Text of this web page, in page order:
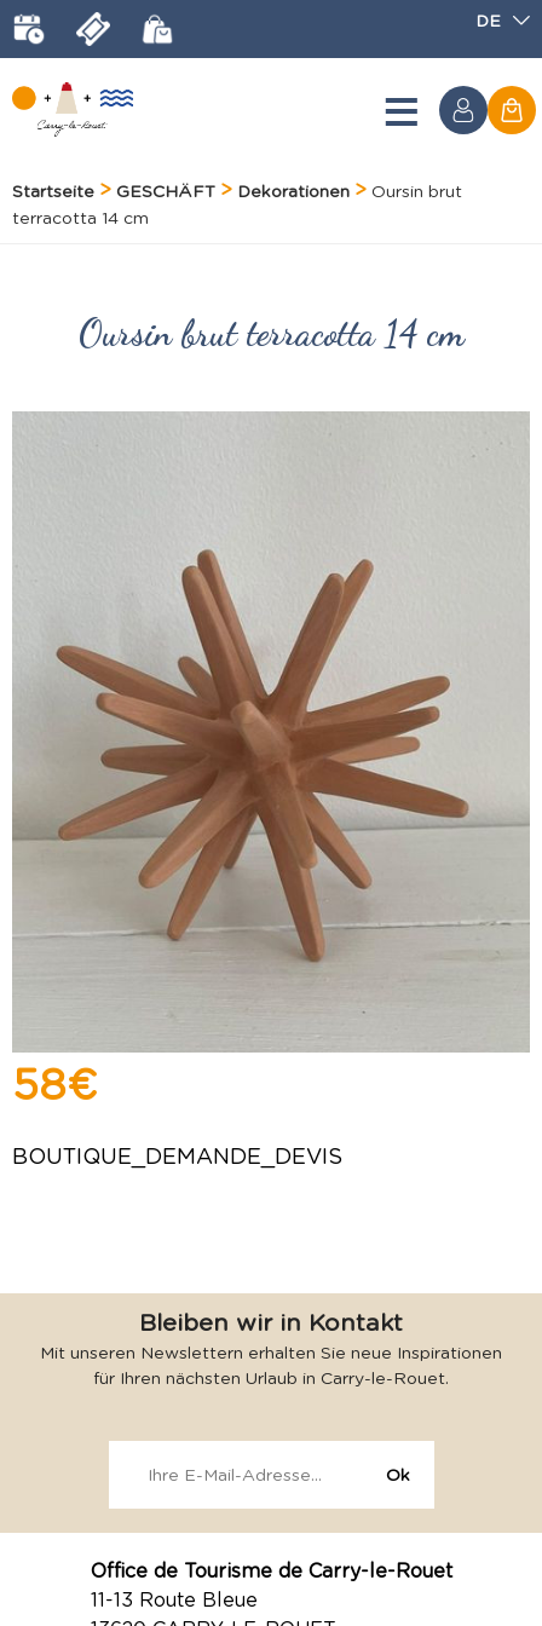
DE
Startseite GESCHÄFT Dekorationen
Oursin brut
terracotta 14 cm
Oursin brut terracotta 14 cm
58 €
BOUTIQUE_DEMANDE_DEVIS
Bleiben wir in Kontakt
Mit unseren Newslettern erhalten Sie neue Inspirationen
für Ihren nächsten Urlaub in Carry-le-Rouet.
Office de Tourisme de Carry-le-Rouet
11-13 Route Bleue